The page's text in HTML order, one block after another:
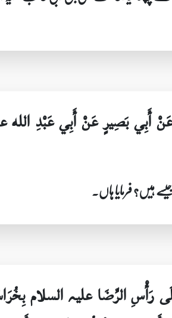
بَصِيرٍ عَنْ أَبِي عَبْدِ الله
ہیں؟ فرمایا ہاں۔
الرِّضَا علیہ السلام